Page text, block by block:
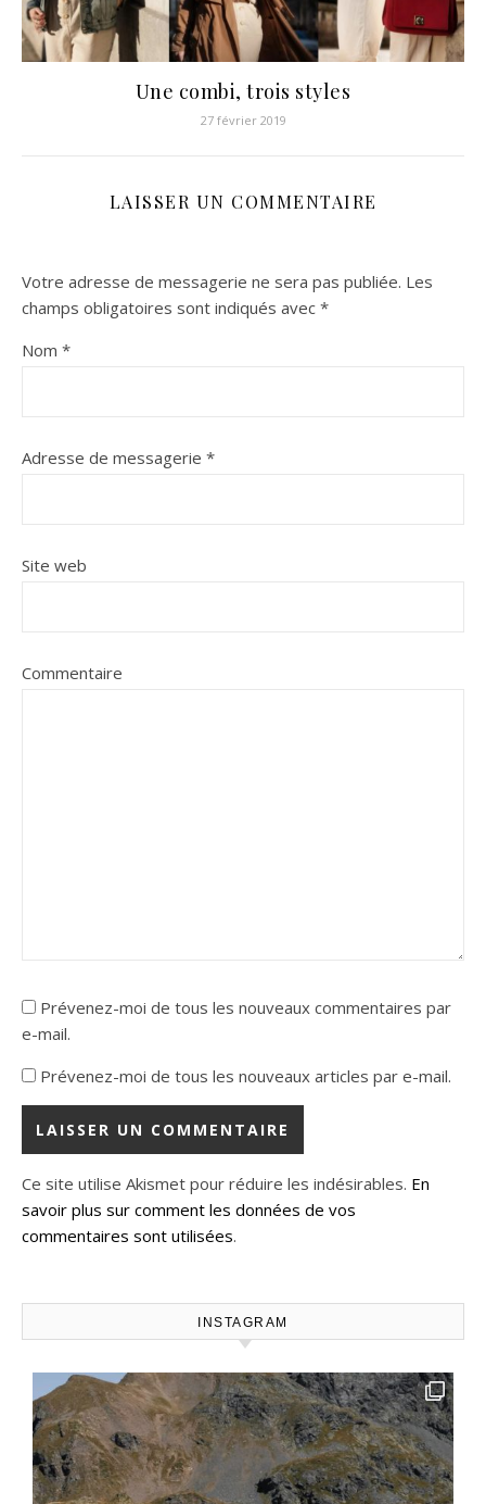
Une combi, trois styles
27 février 2019
LAISSER UN COMMENTAIRE
Votre adresse de messagerie ne sera pas publiée. Les
champs obligatoires sont indiqués avec *
Nom *
Adresse de messagerie *
Site web
Commentaire
Prévenez-moi de tous les nouveaux commentaires par
e-mail.
Prévenez-moi de tous les nouveaux articles par e-mail.
Ce site utilise Akismet pour réduire les indésirables. En
savoir plus sur comment les données de vos
commentaires sont utilisées.
INSTAGRAM